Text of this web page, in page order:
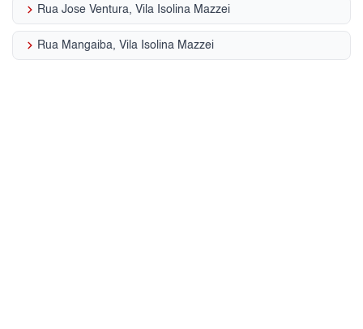
keyboard_arrow_right Rua Jose Ventura, Vila Isolina Mazzei
keyboard_arrow_right Rua Mangaiba, Vila Isolina Mazzei